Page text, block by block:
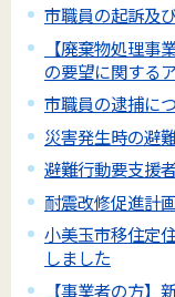
市職員の起訴及
【廃棄物処理
の要望に関する
市職員の逮捕に
災害発生時の避
避難行動要支援
耐震改修促進計
小美玉市移住定
しました
【事業者の方